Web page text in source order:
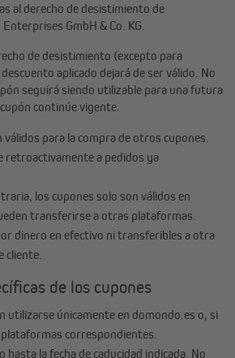
al derecho de desistimiento de
GmbH & Co. KG.
de desistimiento (excepto para
aplicado dejará de ser válido. No
seguirá siendo utilizable para una futura
continúe vigente.
válidos para la compra de otros cupones.
retroactivamente a pedidos ya
los cupones solo son válidos en
transferirse a otras plataformas.
dinero en efectivo ni transferibles a otra
cliente.
de los cupones
utilizarse únicamente en domondo.es o, si
plataformas correspondientes.
hasta la fecha de caducidad indicada. No